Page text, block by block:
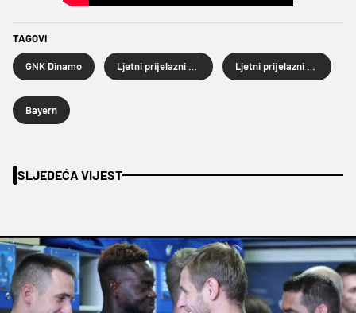
TAGOVI
GNK Dinamo
Bayern
SLJEDEĆA VIJEST